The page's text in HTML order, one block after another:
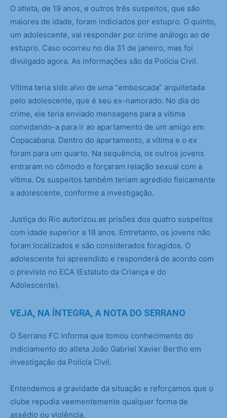
O atleta, de 19 anos, e outros três suspeitos, que são
maiores de idade, foram indiciados por estupro. O quinto,
um adolescente, vai responder por crime análogo ao de
estupro. Caso ocorreu no dia 31 de janeiro, mas foi
divulgado agora. As informações são da Polícia Civil.
Vítima teria sido alvo de uma “emboscada” arquitetada
pelo adolescente, que é seu ex-namorado. No dia do
crime, ele teria enviado mensagens para a vítima
convidando-a para ir ao apartamento de um amigo em
Copacabana. Dentro do apartamento, a vítima e o ex
foram para um quarto. Na sequência, os outros jovens
entraram no cômodo e forçaram relação sexual com a
vítima. Os suspeitos também teriam agredido fisicamente
a adolescente, conforme a investigação.
Justiça do Rio autorizou as prisões dos quatro suspeitos
com idade superior a 18 anos. Entretanto, os jovens não
foram localizados e são considerados foragidos. O
adolescente foi apreendido e responderá de acordo com
o previsto no ECA (Estatuto da Criança e do
Adolescente).
VEJA, NA ÍNTEGRA, A NOTA DO SERRANO
O Serrano FC informa que tomou conhecimento do
indiciamento do atleta João Gabriel Xavier Bertho em
investigação da Polícia Civil.
Entendemos a gravidade da situação e reforçamos que o
clube repudia veementemente qualquer forma de
assédio ou violência.